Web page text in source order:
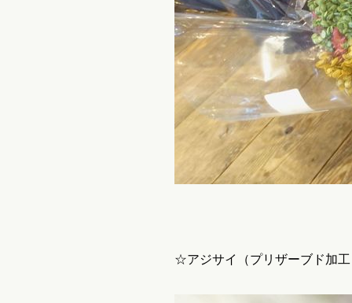
☆アジサイ（プリザーブド加